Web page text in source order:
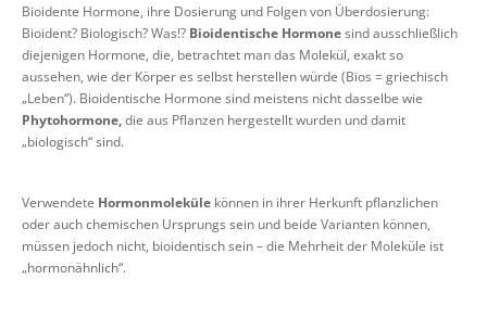
Bioidente Hormone, ihre Dosierung und Folgen von Überdosierung:
Bioident? Biologisch? Was!? Bioidentische Hormonesind ausschließlich
diejenigen Hormone, die, betrachtet man das Molekül, exakt so
aussehen, wie der Körper es selbst herstellen würde (Bios = griechisch
„Leben“). Bioidentische Hormone sind meistens nicht dasselbe wie
Phytohormone,die aus Pflanzen hergestellt wurden und damit
„biologisch“ sind.
Verwendete Hormonmoleküle können in ihrer Herkunft pflanzlichen
oder auch chemischen Ursprungs sein und beide Varianten können,
müssen jedoch nicht, bioidentisch sein – die Mehrheit der Moleküle ist
„hormonähnlich“.